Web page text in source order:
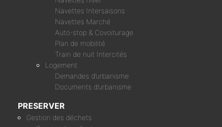
Navettes Intersaisons
Navettes Marché
Auto-stop & Covoiturage
Plan de mobilité
Train de nuit Intercités
Logement
Demandes d’urbanisme
Documents d’urbanisme
PRESERVER
Gestion des déchets